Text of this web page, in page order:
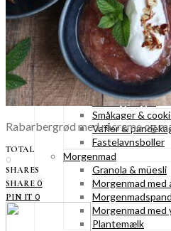
Kager
Æblekager
Skærekager
Søde tærter
Muffins &
Gærkager &
Konditorkager
Marengskager
Småkager &
Vafler &
Fastelavnsboller
Morgenmad
Granola & müesli
Morgenmad med
Morgenmad med
Plantemælk
Rabarbergrød med råcreme og
TOTAL
0
SHARES
SHARE 0
PIN IT 0